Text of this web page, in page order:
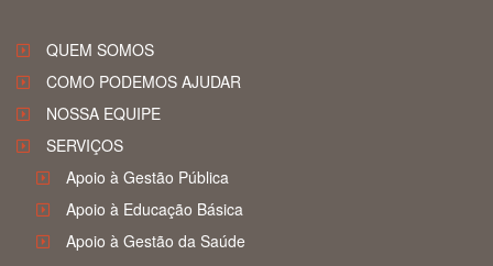
QUEM SOMOS
COMO PODEMOS AJUDAR
NOSSA EQUIPE
SERVIÇOS
Apoio à Gestão Pública
Apoio à Educação Básica
Apoio à Gestão da Saúde